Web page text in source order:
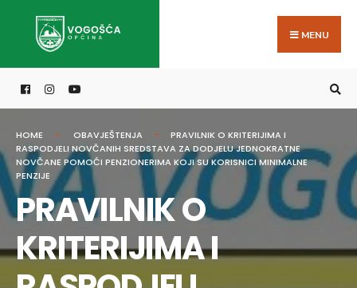
MENU
HOME OBAVJEŠTENJA
PRAVILNIK O KRITERIJIMA I
RASPODJELI NOVČANIH SREDSTAVA ZA DODJELU JEDNOKRATNE
NOVČANE POMOĆI PENZIONERIMA KOJI SU KORISNICI MINIMALNE
PENZIJE
PRAVILNIK O
KRITERIJIMA I
for: